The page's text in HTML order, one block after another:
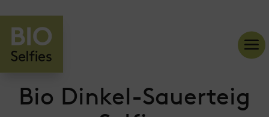
Bio Dinkel­­-Sauerteig